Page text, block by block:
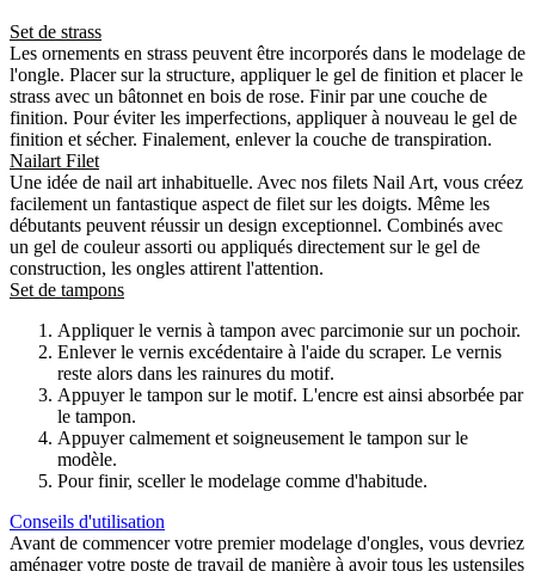
Set de strass
Les ornements en strass peuvent être incorporés dans le modelage de
l'ongle. Placer sur la structure, appliquer le gel de finition et placer le
strass avec un bâtonnet en bois de rose. Finir par une couche de
finition. Pour éviter les imperfections, appliquer à nouveau le gel de
finition et sécher. Finalement, enlever la couche de transpiration.
Nailart Filet
Une idée de nail art inhabituelle. Avec nos filets Nail Art, vous créez
facilement un fantastique aspect de filet sur les doigts. Même les
débutants peuvent réussir un design exceptionnel. Combinés avec
un gel de couleur assorti ou appliqués directement sur le gel de
construction, les ongles attirent l'attention.
Set de tampons
Appliquer le vernis à tampon avec parcimonie sur un pochoir.
Enlever le vernis excédentaire à l'aide du scraper. Le vernis
reste alors dans les rainures du motif.
Appuyer le tampon sur le motif. L'encre est ainsi absorbée par
le tampon.
Appuyer calmement et soigneusement le tampon sur le
modèle.
Pour finir, sceller le modelage comme d'habitude.
Conseils d'utilisation
Avant de commencer votre premier modelage d'ongles, vous devriez
aménager votre poste de travail de manière à avoir tous les ustensiles